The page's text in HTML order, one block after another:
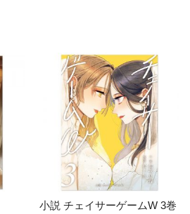
小説 チェイサーゲームW 3巻